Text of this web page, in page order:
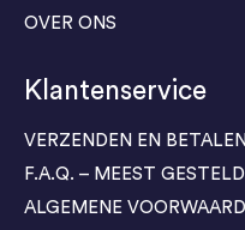
OVER ONS
Klantenservice
VERZENDEN EN BETALEN
F.A.Q. – MEEST
ALGEMENE